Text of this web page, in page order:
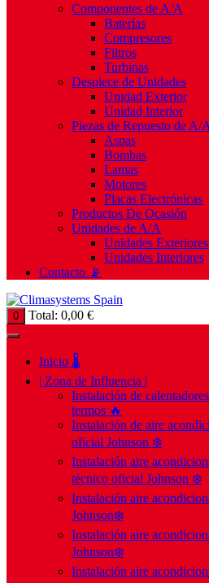
Componentes de A/A
Baterías
Compresores
Filtros
Turbinas
Despiece de Unidades
Unidad Exterior
Unidad Interior
Piezas de Repuesto de A/A
Aspas
Bombas
Lamas
Motores
Placas Electrónicas
Productos De Ocasión
Unidades de A/A
Unidades Exteriores
Unidades Interiores
Contacto 📡
0 Total: 0,00 €
Inicio 🌡️
| Zona de Influencia |
Instalación de
termos 🔥
Instalación de aire
oficial Johnson ❄️
Instalación aire
técnico oficial Johnson ❄️
Instalación aire
Johnson❄️
Instalación aire
Johnson❄️
Instalación aire